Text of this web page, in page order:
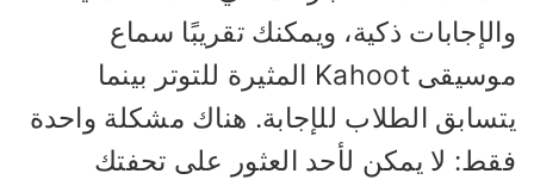
ذكية، ويمكنك تقريبًا سماع
موسيقى Kahoot المثيرة للتوتر بينما
الطلاب للإجابة. هناك مشكلة واحدة
لا يمكن لأحد العثور على تحفتك